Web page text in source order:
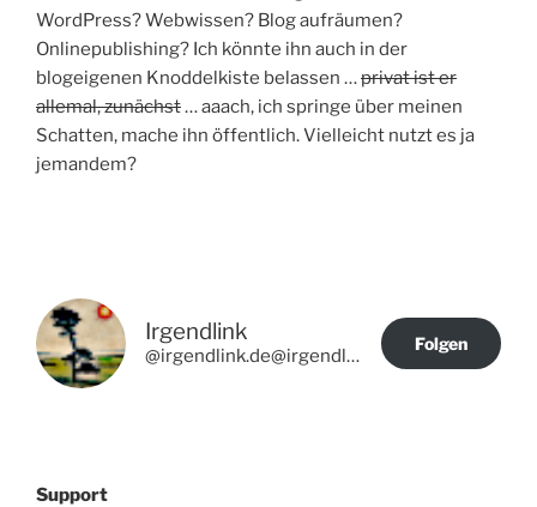
WordPress? Webwissen? Blog aufräumen?
Onlinepublishing? Ich könnte ihn auch in der
blogeigenen Knoddelkiste belassen …privat ist er
allemal, zunächst… aaach, ich springe über meinen
Schatten, mache ihn öffentlich. Vielleicht nutzt es ja
jemandem?
Irgendlink
@irgendlink.de@irgendlink.de
Folgen
Support